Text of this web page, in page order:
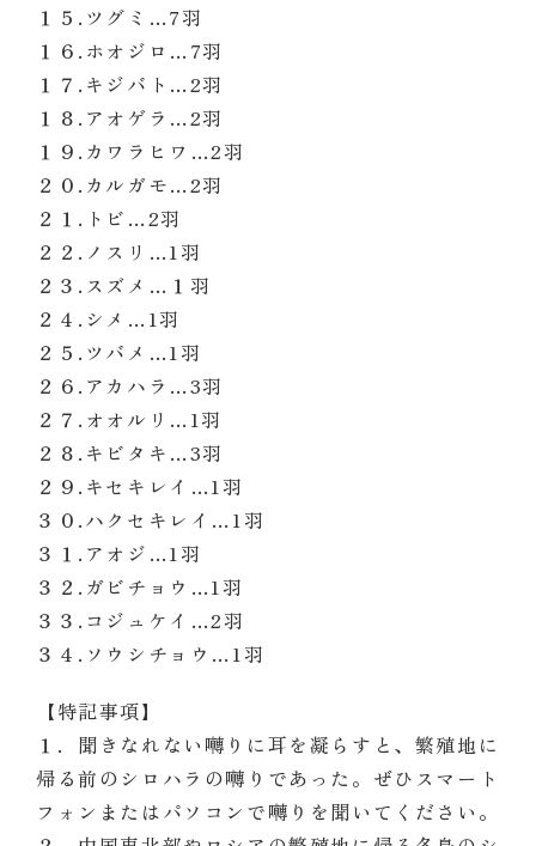
１５.ツグミ…7羽
１６.ホオジロ…7羽
１７.キジバト…2羽
１８.アオゲラ…2羽
１９.カワラヒワ…2羽
２０.カルガモ…2羽
２１.トビ…2羽
２２.ノスリ…1羽
２３.スズメ…１ 羽
２４.シメ…1羽
２５.ツバメ…1羽
２６.アカハラ…3羽
２７.オオルリ…1羽
２８.キビタキ…3羽
２９.キセキレイ…1羽
３０.ハクセキレイ…1羽
３１.アオジ…1羽
３２.ガビチョウ…1羽
３３.コジュケイ…2羽
３４.ソウシチョウ…1羽
【特記事項】
１．聞きなれない囀りに耳を凝らすと、繁殖地に
帰る前のシロハラの囀りであった。ぜひスマート
フォンまたはパソコンで囀りを聞いてください。